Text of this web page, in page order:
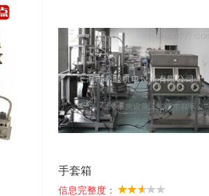
手套箱
信息完整度：